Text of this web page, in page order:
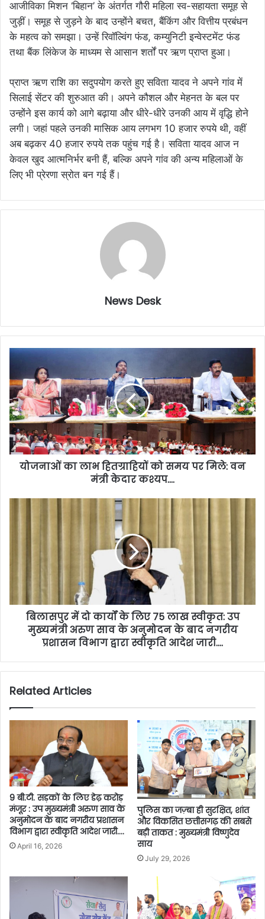
आजीविका मिशन ‘बिहान’ के अंतर्गत गौरी महिला स्व-सहायता समूह से
जुड़ीं। समूह से जुड़ने के बाद उन्होंने बचत, बैंकिंग और वित्तीय प्रबंधन
के महत्व को समझा। उन्हें रिवॉल्विंग फंड, कम्युनिटी इन्वेस्टमेंट फंड
तथा बैंक लिंकेज के माध्यम से आसान शर्तों पर ऋण प्राप्त हुआ।
प्राप्त ऋण राशि का सदुपयोग करते हुए सविता यादव ने अपने गांव में
सिलाई सेंटर की शुरुआत की। अपने कौशल और मेहनत के बल पर
उन्होंने इस कार्य को आगे बढ़ाया और धीरे-धीरे उनकी आय में वृद्धि होने
लगी। जहां पहले उनकी मासिक आय लगभग 10 हजार रुपये थी, वहीं
अब बढ़कर 40 हजार रुपये तक पहुंच गई है। सविता यादव आज न
केवल खुद आत्मनिर्भर बनी हैं, बल्कि अपने गांव की अन्य महिलाओं के
लिए भी प्रेरणा स्रोत बन गई हैं।
News Desk
योजनाओं का लाभ हितग्राहियों को समय पर मिले: वन
मंत्री केदार कश्यप….
बिलासपुर में दो कार्यों के लिए 75 लाख स्वीकृत: उप
मुख्यमंत्री अरुण साव के अनुमोदन के बाद नगरीय
प्रशासन विभाग द्वारा स्वीकृति आदेश जारी….
Related Articles
9 बी.टी. सड़कों के लिए डेढ़ करोड़
मंजूर : उप मुख्यमंत्री अरुण साव के
अनुमोदन के बाद नगरीय प्रशासन
विभाग द्वारा स्वीकृति आदेश जारी….
April 16, 2026
पुलिस का जज़्बा ही सुरक्षित, शांत
और विकसित छत्तीसगढ़ की सबसे
बड़ी ताकत : मुख्यमंत्री विष्णुदेव
साय
July 29, 2026